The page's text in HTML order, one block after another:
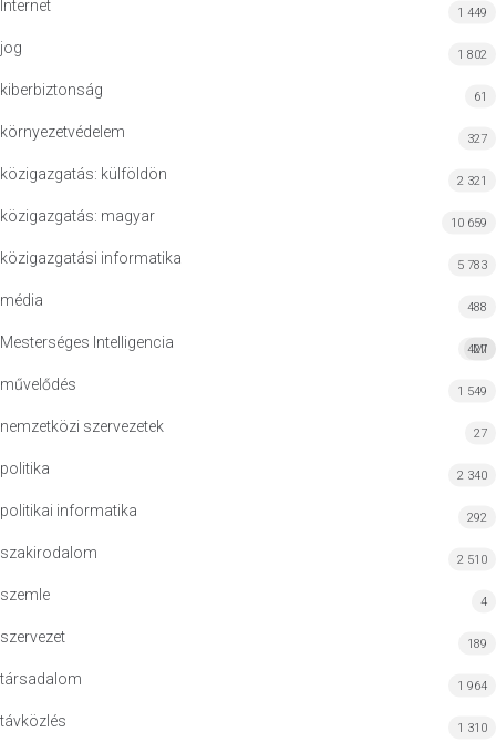
Internet 1 449
jog 1 802
kiberbiztonság 61
környezetvédelem 327
közigazgatás: külföldön 2 321
közigazgatás: magyar 10 659
közigazgatási informatika 5 783
média 488
Mesterséges Intelligencia MI
427
művelődés 1 549
nemzetközi szervezetek 27
politika 2 340
politikai informatika 292
szakirodalom 2 510
szemle 4
szervezet 189
társadalom 1 964
távközlés 1 310